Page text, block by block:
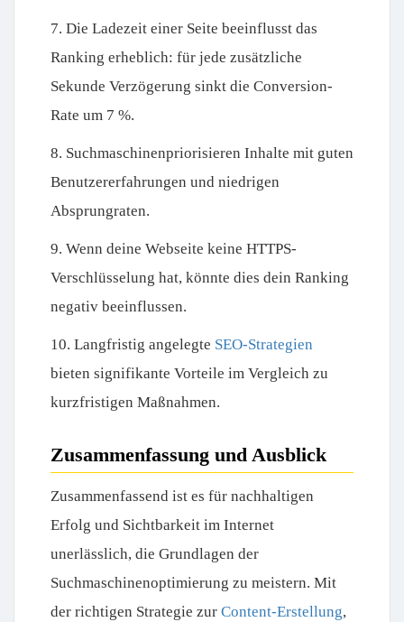
7. Die Ladezeit einer Seite beeinflusst das
Ranking erheblich: für jede zusätzliche
Sekunde Verzögerung sinkt die Conversion-
Rate um 7 %.
8. Suchmaschinenpriorisieren Inhalte mit guten
Benutzererfahrungen und niedrigen
Absprungraten.
9. Wenn deine Webseite keine HTTPS-
Verschlüsselung hat, könnte dies dein Ranking
negativ beeinflussen.
10. Langfristig angelegte SEO-Strategien
bieten signifikante Vorteile im Vergleich zu
kurzfristigen Maßnahmen.
Zusammenfassung und Ausblick
Zusammenfassend ist es für nachhaltigen
Erfolg und Sichtbarkeit im Internet
unerlässlich, die Grundlagen der
Suchmaschinenoptimierung zu meistern. Mit
der richtigen Strategie zur Content-Erstellung,